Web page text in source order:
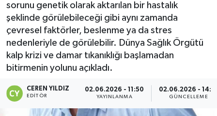
sorunu genetik olarak aktarılan bir hastalık
şeklinde görülebileceği gibi aynı zamanda
çevresel faktörler, beslenme ya da stres
nedenleriyle de görülebilir. Dünya Sağlık Örgütü
kalp krizi ve damar tıkanıklığı başlamadan
bitirmenin yolunu açıkladı.
CEREN YILDIZ
EDITÖR
02.06.2026 - 11:50
YAYINLANMA
02.06.2026 -
GÜNCELLEME
Kpss - Sınav